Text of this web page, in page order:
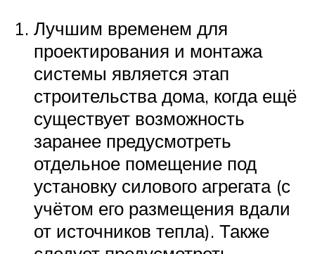
Лучшим временем для
проектирования и монтажа
системы является этап
строительства дома, когда ещё
существует возможность
заранее предусмотреть
отдельное помещение под
установку силового агрегата (с
учётом его размещения вдали
от источников тепла). Также